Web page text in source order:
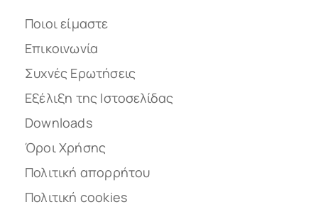
Ποιοι είμαστε
Επικοινωνία
Συχνές Ερωτήσεις
Εξέλιξη της Ιστοσελίδας
Downloads
Όροι Χρήσης
Πολιτική απορρήτου
Πολιτική cookies